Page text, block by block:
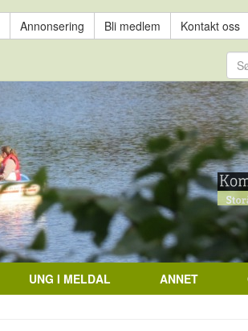
Annonsering Bli medlem Kontakt oss
UNG I MELDAL ANNET